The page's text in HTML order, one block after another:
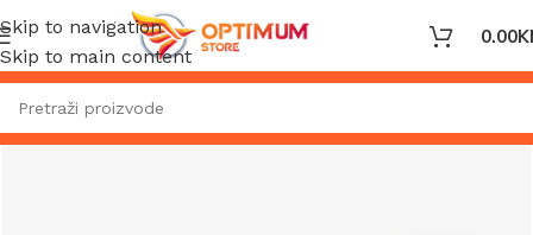
Skip to navigation
Skip to main content
0.00